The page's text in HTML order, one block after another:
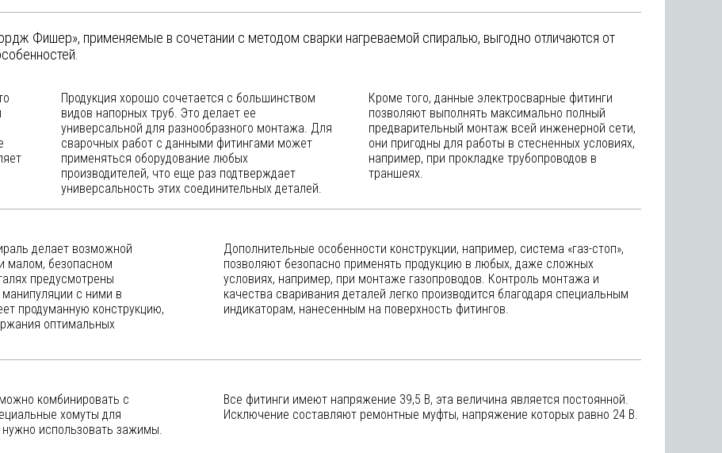
Фишер», применяемые в сочетании с методом сварки нагреваемой спиралью, выгодно отличаются от
Продукция хорошо сочетается с большинством
видов напорных труб. Это делает ее
универсальной для разнообразного монтажа. Для
сварочных работ с данными фитингами может
применяться оборудование любых
производителей, что еще раз подтверждает
универсальность этих соединительных деталей.
Кроме того, данные электросварные фитинги
позволяют выполнять максимально полный
предварительный монтаж всей инженерной сети,
они пригодны для работы в стесненных условиях,
например, при прокладке трубопроводов в
траншеях.
делает возможной
малом, безопасном
предусмотрены
манипуляции с ними в
продуманную конструкцию,
оптимальных
Дополнительные особенности конструкции, например, система «газ-стоп»,
позволяют безопасно применять продукцию в любых, даже сложных
условиях, например, при монтаже газопроводов. Контроль монтажа и
качества сваривания деталей легко производится благодаря специальным
индикаторам, нанесенным на поверхность фитингов.
комбинировать с
хомуты для
использовать зажимы.
Все фитинги имеют напряжение 39,5 В, эта величина является постоянной.
Исключение составляют ремонтные муфты, напряжение которых равно 24 В.